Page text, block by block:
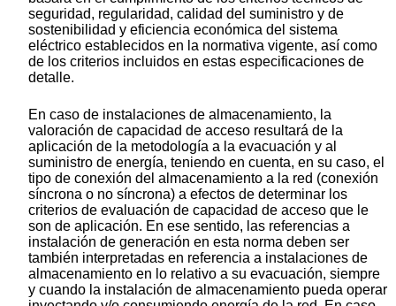
seguridad, regularidad, calidad del suministro y de
sostenibilidad y eficiencia económica del sistema
eléctrico establecidos en la normativa vigente, así como
de los criterios incluidos en estas especificaciones de
detalle.
En caso de instalaciones de almacenamiento, la
valoración de capacidad de acceso resultará de la
aplicación de la metodología a la evacuación y al
suministro de energía, teniendo en cuenta, en su caso, el
tipo de conexión del almacenamiento a la red (conexión
síncrona o no síncrona) a efectos de determinar los
criterios de evaluación de capacidad de acceso que le
son de aplicación. En ese sentido, las referencias a
instalación de generación en esta norma deben ser
también interpretadas en referencia a instalaciones de
almacenamiento en lo relativo a su evacuación, siempre
y cuando la instalación de almacenamiento pueda operar